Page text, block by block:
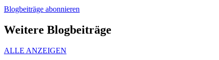
Blogbeiträge abonnieren
Weitere Blogbeiträge
ALLE ANZEIGEN